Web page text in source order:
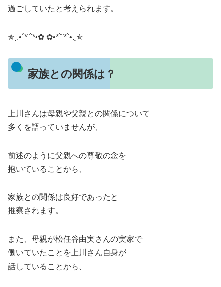
過ごしていたと考えられます。
✯¸.•´*¨`*•✿ ✿•*`¨*`•.¸✯
家族との関係は？
上川さんは母親や父親との関係について
多くを語っていませんが、
前述のように父親への尊敬の念を
抱いていることから、
家族との関係は良好であったと
推察されます。
また、母親が松任谷由実さんの実家で
働いていたことを上川さん自身が
話していることから、